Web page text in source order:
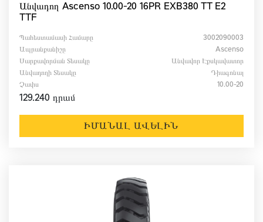
Անվադող Ascenso 10.00-20 16PR EXB380 TT E2
TTF
Պահեստամասի Համարը
3002090003
Ապրանքանիշը
Ascenso
Սարքավորման Տեսակը
Անվավոր Էքսկավատոր
Անվադողի Տեսակը
Դիագոնալ
Չափս
10.00-20
129.240 դրամ
ԻՄԱՆԱԼ ԱՎԵԼԻՆ